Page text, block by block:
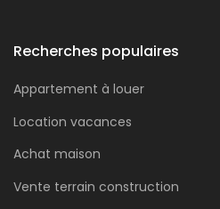
Recherches populaires
Appartement à louer
Location vacances
Achat maison
Vente terrain construction